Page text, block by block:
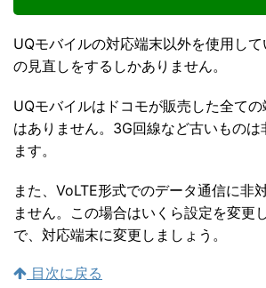
UQモバイルの対応端末以外を使用し
の見直しをするしかありません。
UQモバイルはドコモが販売した全て
はありません。3G回線など古いものは
ます。
また、VoLTE形式でのデータ通信に非
ません。この場合はいくら設定を変更
で、対応端末に変更しましょう。
目次に戻る